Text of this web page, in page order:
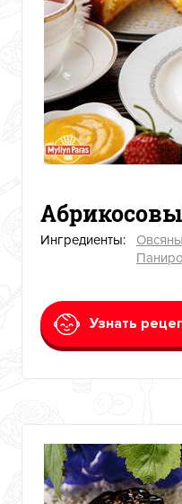
Ингредиенты:
Узнать